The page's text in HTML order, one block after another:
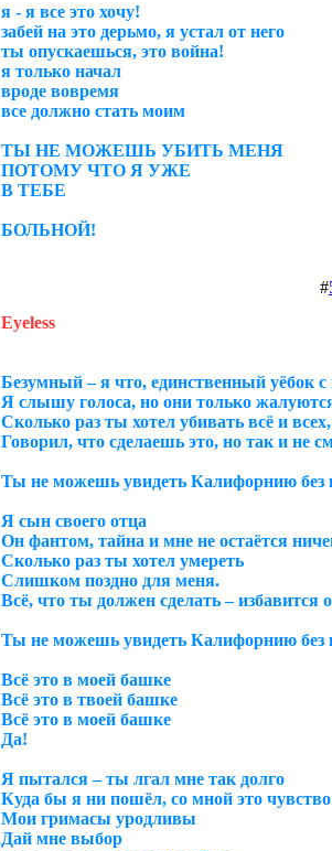
я - я все это хочу!
забей на это дерьмо, я устал от него
ты опускаешься, это война!
я только начал
вроде вовремя
все должно стать моим
ТЫ НЕ МОЖЕШЬ УБИТЬ МЕНЯ
ПОТОМУ ЧТО Я УЖЕ
В ТЕБЕ
БОЛЬНОЙ!
#
Eyeless
Безумный – я что, единственный уёбок с
Я слышу голоса, но они только
Сколько раз ты хотел убивать всё и всех,
Говорил, что сделаешь это, но так и не
Ты не можешь увидеть Калифорнию без
Я сын своего отца
Он фантом, тайна и мне не остаётся
Сколько раз ты хотел умереть
Слишком поздно для меня.
Всё, что ты должен сделать – избавится
Ты не можешь увидеть Калифорнию без
Всё это в моей башке
Всё это в твоей башке
Всё это в моей башке
Да!
Я пытался – ты лгал мне так долго
Куда бы я ни пошёл, со мной это чувство
Мои гримасы уродливы
Дай мне выбор